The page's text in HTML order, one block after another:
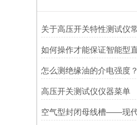
怎么测绝缘油的介电强度？
高压开关测试仪仪器菜单